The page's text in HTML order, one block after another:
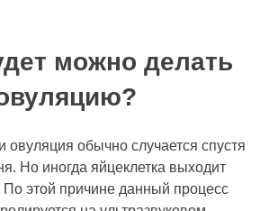
можно делать
овуляция обычно случается спустя
Но иногда яйцеклетка выходит
этой причине данный процесс